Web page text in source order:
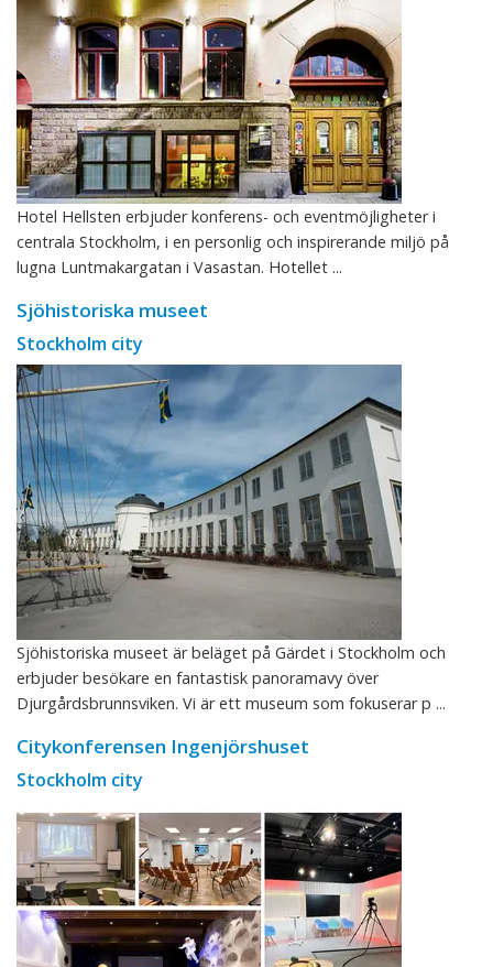
Hotel Hellsten erbjuder konferens- och eventmöjligheter i
centrala Stockholm, i en personlig och inspirerande miljö på
lugna Luntmakargatan i Vasastan. Hotellet ...
Sjöhistoriska museet
Stockholm city
Sjöhistoriska museet är beläget på Gärdet i Stockholm och
erbjuder besökare en fantastisk panoramavy över
Djurgårdsbrunnsviken. Vi är ett museum som fokuserar p ...
Citykonferensen Ingenjörshuset
Stockholm city